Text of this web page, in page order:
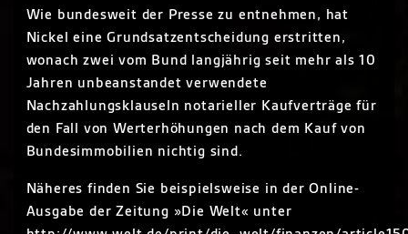
Wie bundesweit der Presse zu entnehmen, hat
Nickel eine Grundsatzentscheidung erstritten,
wonach zwei vom Bund langjährig seit mehr als 10
Jahren unbeanstandet verwendete
Nachzahlungsklauseln notarieller Kaufverträge für
den Fall von Werterhöhungen nach dem Kauf von
Bundesimmobilien nichtig sind.
Näheres finden Sie beispielsweise in der Online-
Ausgabe der Zeitung »Die Welt« unter